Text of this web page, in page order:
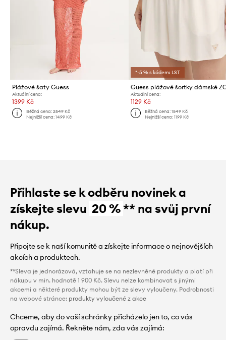
Plážové šaty Guess
Aktuální cena:
1399 Kč
Běžná cena:2549 Kč
Nejnižší cena:1499 Kč
*-5 % s kódem: LST
Guess plážové šortky dámské
Aktuální cena:
1129 Kč
Běžná cena: 1549 Kč
Nejnižší cena: 1199 Kč
Přihlaste se k odběru novinek a
získejte slevu 20 %** na svůj první
nákup.
Připojte se k naší komunitě a získejte informace o nejnovějších
akcích a produktech.
**Sleva je jednorázová, vztahuje se na nezlevněné produkty a platí při
nákupu v min. hodnotě 1 900 Kč. Slevu nelze kombinovat s jinými
akcemi a některé produkty mohou být ze slevy vyloučeny. Podrobnosti
na webové stránce: produkty vyloučené z akce
Chceme, aby do vaší schránky přicházelo jen to, co vás
opravdu zajímá. Řekněte nám, zda vás zajímá: